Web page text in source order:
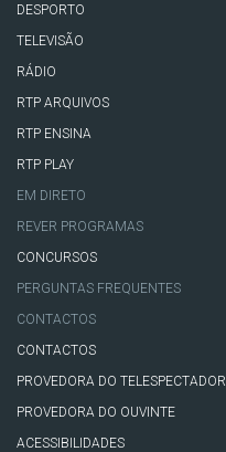
DESPORTO
TELEVISÃO
RÁDIO
RTP ARQUIVOS
RTP ENSINA
RTP PLAY
EM DIRETO
REVER PROGRAMAS
CONCURSOS
PERGUNTAS FREQUENTES
CONTACTOS
CONTACTOS
PROVEDORA DO TELESPECTADOR
PROVEDORA DO OUVINTE
ACESSIBILIDADES